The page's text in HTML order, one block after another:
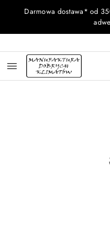
Przejdź do treści
Przejdź do
Przejdź do moje
Przejdź do menu
Przejdź do opisu
Przejdź do stopki
Darmowa dostawa* od